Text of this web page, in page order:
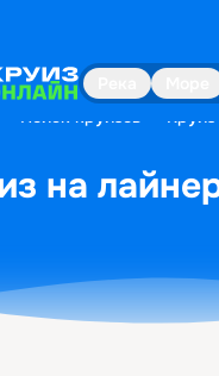
Поиск круизов
на